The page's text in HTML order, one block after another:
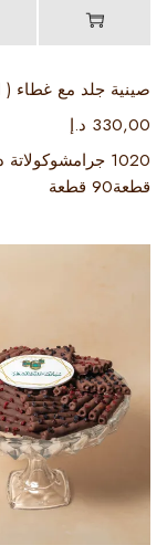
صينية جلد مع غطاء (
330,00 د.إ
قطعة90 قطعة